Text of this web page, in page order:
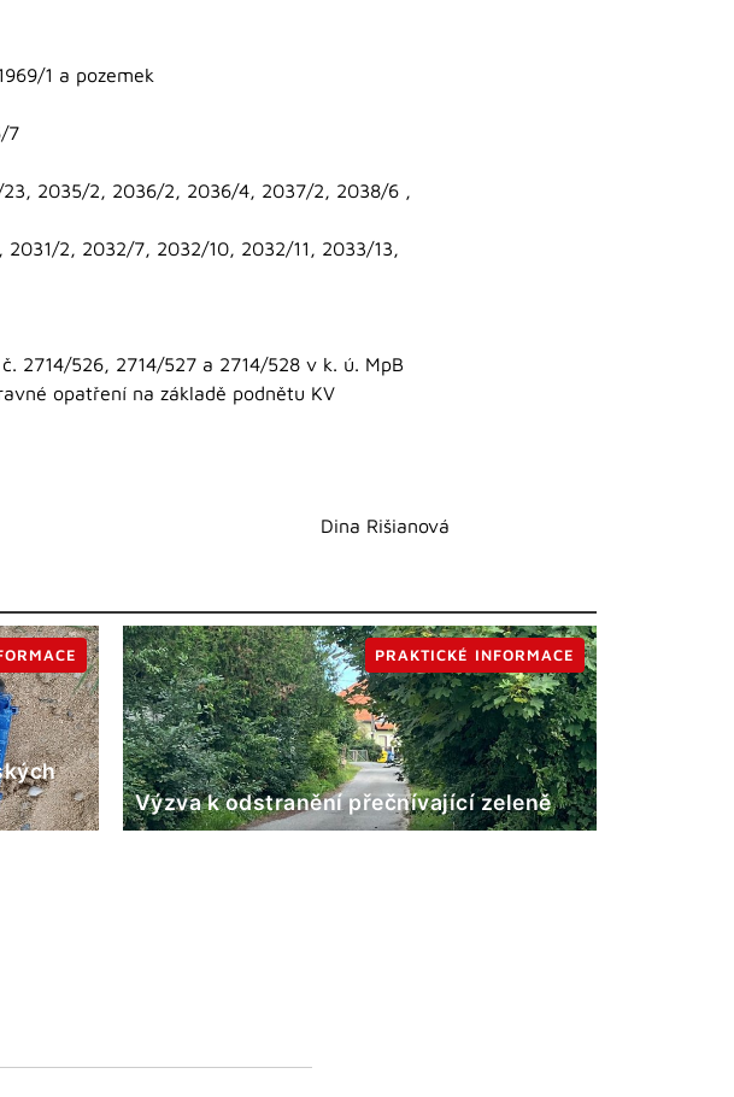
1 a pozemek
7
23, 2035/2, 2036/2, 2036/4, 2037/2, 2038/6 ,
2031/2, 2032/7, 2032/10, 2032/11, 2033/13,
2714/526, 2714/527 a 2714/528 v k. ú. MpB
opatření na základě podnětu KV
Dina Rišianová
Výzva k odstranění přečnívající zeleně
PRAKTICKÉ INFORMACE